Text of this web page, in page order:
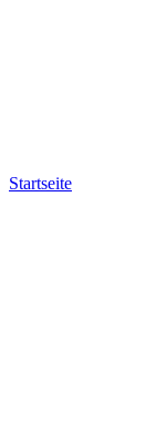
Startseite